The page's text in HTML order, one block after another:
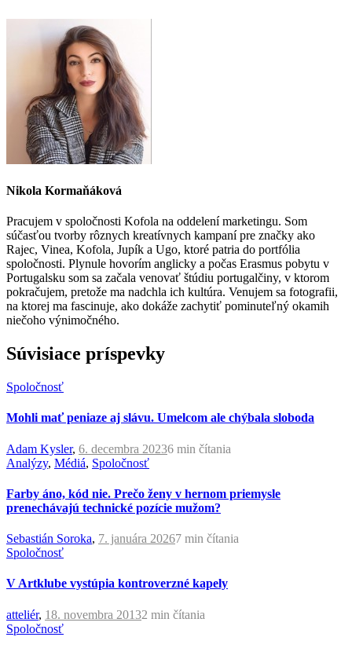
Nikola Kormaňáková
Pracujem v spoločnosti Kofola na oddelení marketingu. Som
súčasťou tvorby rôznych kreatívnych kampaní pre značky ako
Rajec, Vinea, Kofola, Jupík a Ugo, ktoré patria do portfólia
spoločnosti. Plynule hovorím anglicky a počas Erasmus pobytu v
Portugalsku som sa začala venovať štúdiu portugalčiny, v ktorom
pokračujem, pretože ma nadchla ich kultúra. Venujem sa fotografii,
na ktorej ma fascinuje, ako dokáže zachytiť pominuteľný okamih
niečoho výnimočného.
Súvisiace príspevky
Spoločnosť
Mohli mať peniaze aj slávu. Umelcom ale chýbala sloboda
Adam Kysler, 6. decembra 20236 min čítania
Analýzy, Médiá, Spoločnosť
Farby áno, kód nie. Prečo ženy v hernom priemysle
prenechávajú technické pozície mužom?
Sebastián Soroka, 7. januára 20267 min čítania
Spoločnosť
V Artklube vystúpia kontroverzné kapely
atteliér, 18. novembra 20132 min čítania
Spoločnosť